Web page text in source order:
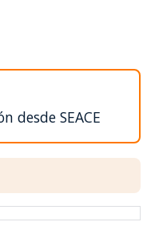
desde SEACE